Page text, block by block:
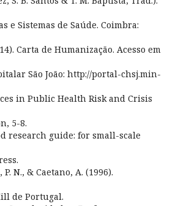
e Sistemas de Saúde. Coimbra:
Carta de Humanização. Acesso em
São João: http://portal-chsj.min-
in Public Health Risk and Crisis
5-8.
research guide: for small-scale
N., & Caetano, A. (1996).
de Portugal.